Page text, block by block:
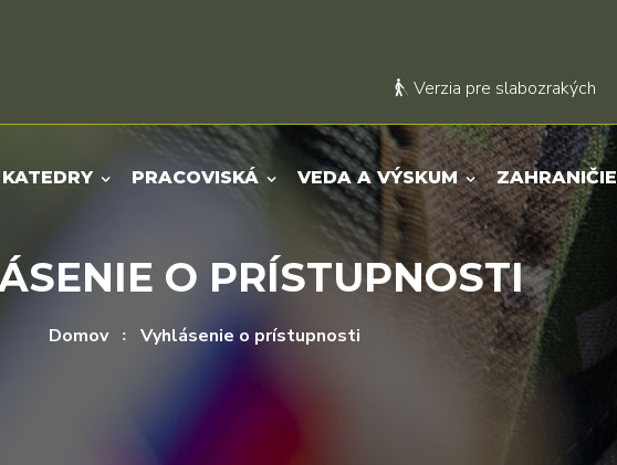
Verzia pre slabozrakých
KATEDRY PRACOVISKÁ VEDA A VÝSKUM ZAHRANIČIE
O PRÍSTUPNOSTI
Domov Vyhlásenie o prístupnosti